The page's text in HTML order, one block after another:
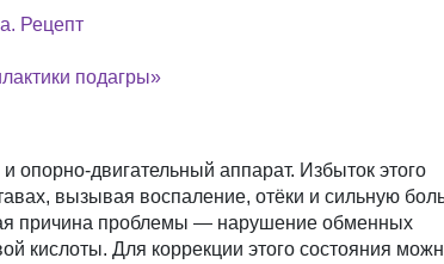
Рецепт
подагры»
опорно-двигательный аппарат. Избыток этого
вызывая воспаление, отёки и сильную
причина проблемы — нарушение обменных
кислоты. Для коррекции этого состояния